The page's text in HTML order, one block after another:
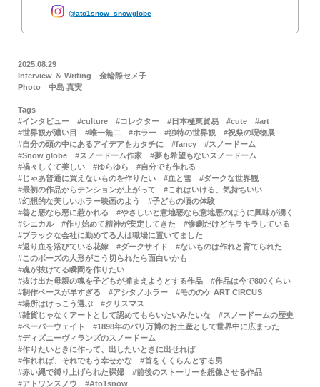
ato1snow_snowglobe
2025.08.29
Interview ＆ Writing
金輪際セメ子
Photo
中島 真実
Tags
インタビュー
culture コレクター 日本極東貿易 cute
art
世界観が濃い目
唯一無二 ホラー 独特の世界観
祝祭の呪物展
自分の頭の中にあるアイデアをカタチに
fancy
スノードーム
Snow globe
スノードーム作家
夢も希望もないスノードーム
禍々しくて美しい
ゆらゆら
自分でも作れる
じゃあ普通に買えないものを作りたい
血と雪
ダークな世界観
最初の作品からテンションが上がって
これはいける、気持ちいい
幻想的な美しいホラー映画のよう
子どもの頃の体験
善と悪なら悪に惹かれる
やさしいと意地悪なら意地悪のほうに興味が湧く
シニカル
作り始めて精神が安定してきた
惨劇だけどキラキラしている
ブラックな会社に勤めてる人は職場に置いてました
返り血を浴びている花嫁
ダークサイド
ないものは作れと育てられた
このポーズの人形がこう切られたら面白いかも
魂が抜けてる瞬間を作りたい
抜け出た母親の魂を子どもが捕まえようとする作品
作品は今で800くらい
制作ペースが早すぎる
アシタノホラー
モののケ ART CIRCUS
場所はけっこう選ぶ
クリスマス
雑貨じゃなくアートとして認めてもらいたいみたいな
スノードームの歴史
ペーパーウェイト
1898年のパリ万博のお土産として世界中に広まった
ディズニーヴィランズのスノードーム
作りたいときに作って、出したいときに出せれば
作れれば、それでもう幸せかな
首をくくらんとする男
赤い縄で縛り上げられた裸婦
前後のストーリーを想像させる作品
アトワンスノウ
Ato1snow